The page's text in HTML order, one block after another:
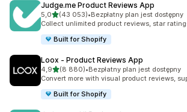
Judge.me Product Reviews App
5,0na 5 gwiazdek
(43 053)
Łączna liczba recenzji: 43053
•Bezpłatny plan jest dostępny
Collect unlimited product reviews, star
Built for Shopify
Loox ‑ Product Reviews App
4,9na 5 gwiazdek
(8 880)
Łączna liczba recenzji: 8880
•Bezpłatny plan jest dostępny
Convert more with visual product reviews,
Built for Shopify